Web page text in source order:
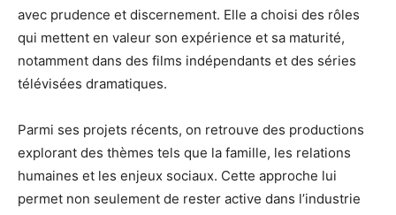
avec prudence et discernement. Elle a choisi des rôles
qui mettent en valeur son expérience et sa maturité,
notamment dans des films indépendants et des séries
télévisées dramatiques.
Parmi ses projets récents, on retrouve des productions
explorant des thèmes tels que la famille, les relations
humaines et les enjeux sociaux. Cette approche lui
permet non seulement de rester active dans l’industrie